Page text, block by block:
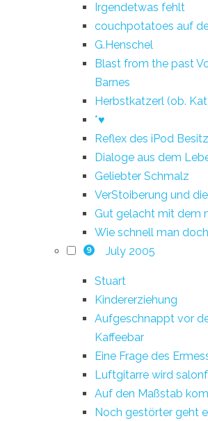
Irgendetwas fehlt
couchpotatoes auf
G.Henschel
Blast from the past
Barnes
Herbstkatzerl (ob.
*♥
Reflex des iPod
Dialoge aus dem
Geliebter Schmalz
VerStoiberung und
Gut gelacht mit dem
Wie schnell man
9 July 2005
Stuart
Kindererziehung
Aufgeschnappt vor
Kaffeebar
Eine Frage des
Luftgitarre wird
Auf den Maßstab
Noch gestörter geht